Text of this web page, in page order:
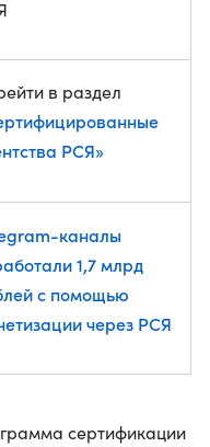
в раздел
РСЯ»
каналы
1,7 млрд
с помощью
через РСЯ
сертификации